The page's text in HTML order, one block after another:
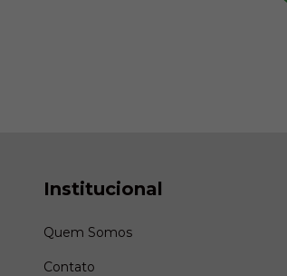
Institucional
Quem Somos
Contato